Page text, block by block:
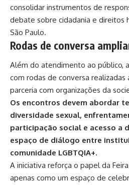
consolidar instrumentos de
debate sobre cidadania e direitos
São Paulo.
Rodas de conversa
Além do atendimento ao público,
com rodas de conversa
parceria com organizações da
Os encontros devem abordar
diversidade sexual,
participação social e acesso a
espaço de diálogo entre
comunidade LGBTQIA+.
A iniciativa reforça o papel da
apenas como um espaço de